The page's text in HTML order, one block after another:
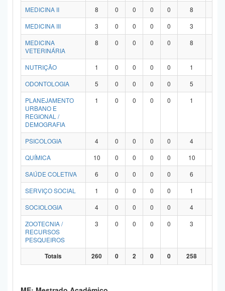
MEDICINA II
8 0 0 0 0 8
MEDICINA III
3 0 0 0 0 3
MEDICINA
VETERINÁRIA
8 0 0 0 0 8
NUTRIÇÃO 1 0 0 0 0 1
ODONTOLOGIA
5 0 0 0 0 5
PLANEJAMENTO
URBANO E
REGIONAL /
DEMOGRAFIA
1 0 0 0 0 1
PSICOLOGIA 4 0 0 0 0 4
QUÍMICA
10 0 0 0 0 10
SAÚDE COLETIVA
6 0 0 0 0 6
SERVIÇO SOCIAL
1 0 0 0 0 1
SOCIOLOGIA
4 0 0 0 0 4
ZOOTECNIA /
RECURSOS
PESQUEIROS
3 0 0 0 0 3
Totais 260 0 2 0 0 258